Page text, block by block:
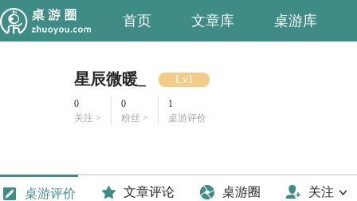
首页 文章库 桌游库
星辰微暖_ Lv1
0
关注 >
0
粉丝 >
1
桌游评价
桌游评价 文章评论 桌游圈 关注